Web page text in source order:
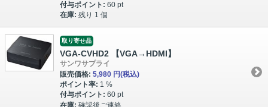
付与ポイント: 60 pt
在庫: 残り 1 個
取り寄せ品
VGA-CVHD2 【VGA→HDMI】
サンワサプライ
販売価格: 5,980 円(税込)
ポイント率: 1 %
付与ポイント: 60 pt
在庫: 確認後ご連絡